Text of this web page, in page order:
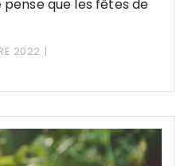
que les fêtes de
2022